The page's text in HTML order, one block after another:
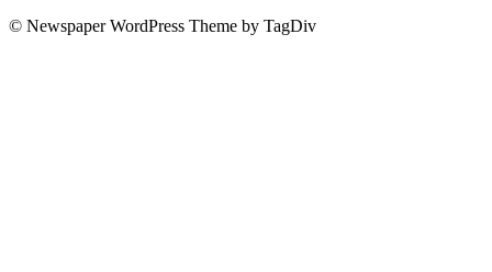
© Newspaper WordPress Theme by TagDiv